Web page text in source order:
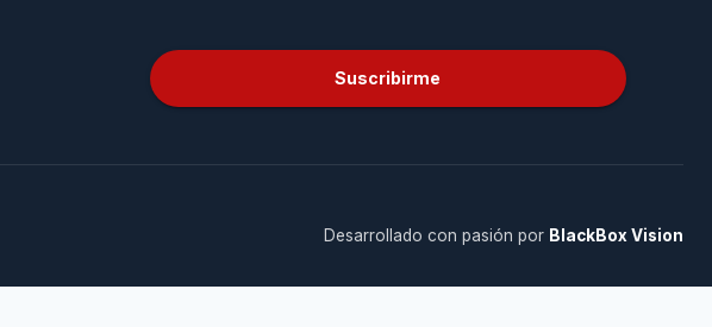
Suscribirme
Desarrollado con pasión por BlackBox Vision